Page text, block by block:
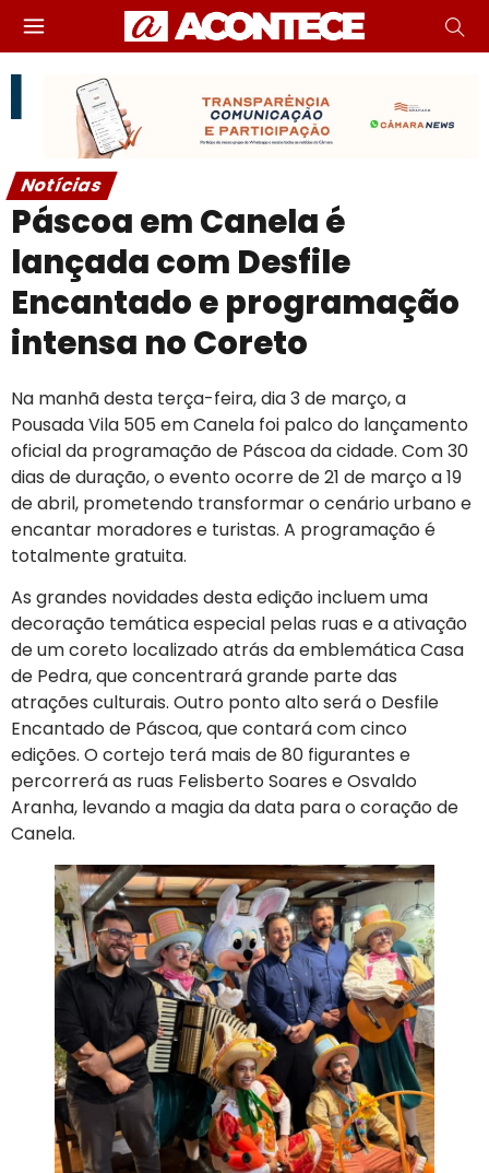
Notícias
Páscoa em Canela é
lançada com Desfile
Encantado e programação
intensa no Coreto
Na manhã desta terça-feira, dia 3 de março, a
Pousada Vila 505 em Canela foi palco do lançamento
oficial da programação de Páscoa da cidade. Com 30
dias de duração, o evento ocorre de 21 de março a 19
de abril, prometendo transformar o cenário urbano e
encantar moradores e turistas. A programação é
totalmente gratuita.
As grandes novidades desta edição incluem uma
decoração temática especial pelas ruas e a ativação
de um coreto localizado atrás da emblemática Casa
de Pedra, que concentrará grande parte das
atrações culturais. Outro ponto alto será o Desfile
Encantado de Páscoa, que contará com cinco
edições. O cortejo terá mais de 80 figurantes e
percorrerá as ruas Felisberto Soares e Osvaldo
Aranha, levando a magia da data para o coração de
Canela.